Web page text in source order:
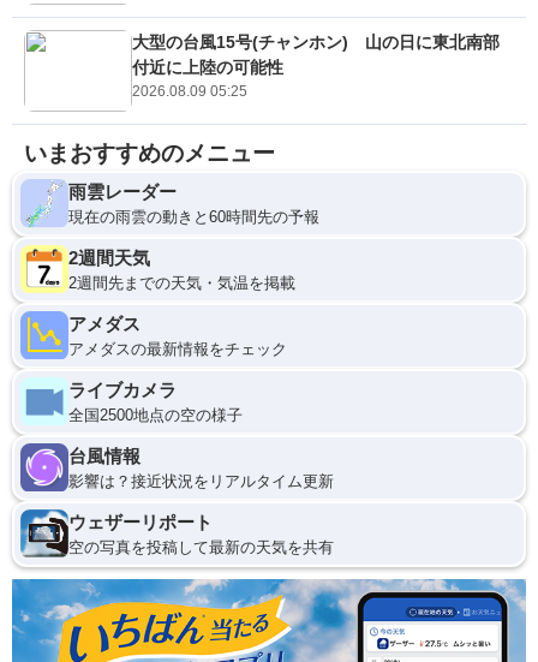
大型の台風15号(チャンホン) 山の日に東北南部
付近に上陸の可能性
2026.08.09 05:25
いまおすすめのメニュー
雨雲レーダー
現在の雨雲の動きと60時間先の予報
2週間天気
2週間先までの天気・気温を掲載
アメダス
アメダスの最新情報をチェック
ライブカメラ
全国2500地点の空の様子
台風情報
影響は？接近状況をリアルタイム更新
ウェザーリポート
空の写真を投稿して最新の天気を共有